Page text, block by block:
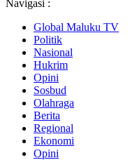
Navigasi :
Global Maluku TV
Politik
Nasional
Hukrim
Opini
Sosbud
Olahraga
Berita
Regional
Ekonomi
Opini